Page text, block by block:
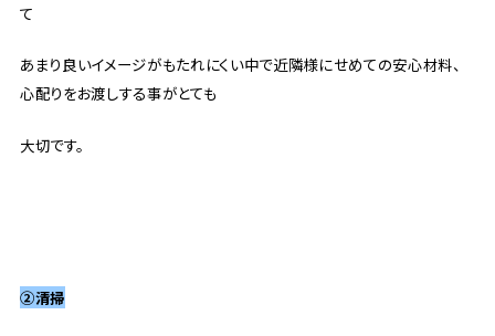
て
あまり良いイメージがもたれにくい中で近隣様にせめての安心材料、
心配りをお渡しする事がとても
大切です。
②清掃